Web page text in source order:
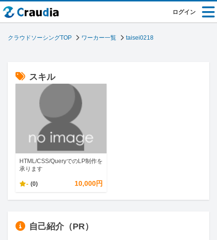
ログイン
クラウドソーシングTOP ワーカー一覧 taisei0218
スキル
HTML/CSS/QueryでのLP制作を
承ります
- (0) 10,000円
自己紹介（PR）